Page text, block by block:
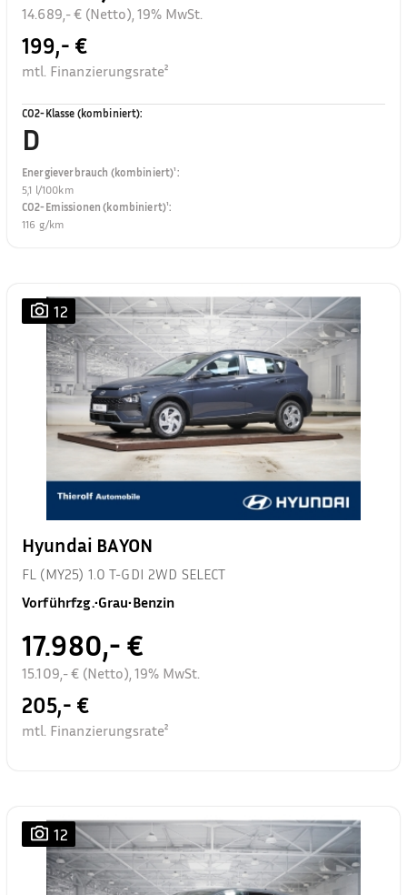
14.689,- € (Netto), 19% MwSt.
199,- €
mtl. Finanzierungsrate²
CO2-Klasse (kombiniert):
D
Energieverbrauch (kombiniert)¹:
5,1 l/100km
CO2-Emissionen (kombiniert)¹:
116 g/km
12
Hyundai BAYON
FL (MY25) 1.0 T-GDI 2WD SELECT
Vorführfzg.•Grau•Benzin
17.980,- €
15.109,- € (Netto), 19% MwSt.
205,- €
mtl. Finanzierungsrate²
12